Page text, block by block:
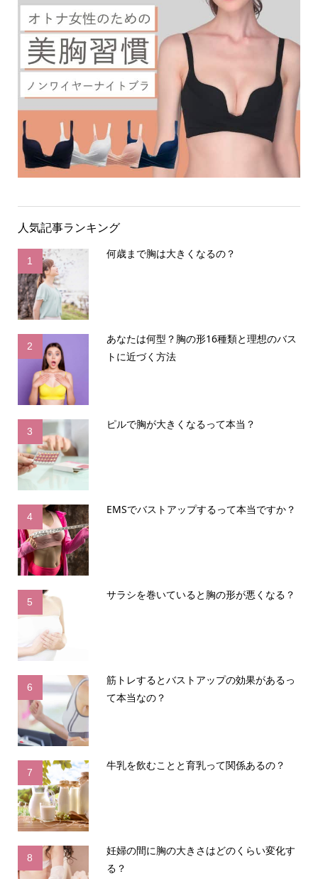
人気記事ランキング
1
何歳まで胸は大きくなるの？
2
あなたは何型？胸の形16種類と理想のバス
トに近づく方法
3
ピルで胸が大きくなるって本当？
4
EMSでバストアップするって本当ですか？
5
サラシを巻いていると胸の形が悪くなる？
6
筋トレするとバストアップの効果があるっ
て本当なの？
7
牛乳を飲むことと育乳って関係あるの？
8
妊婦の間に胸の大きさはどのくらい変化す
る？